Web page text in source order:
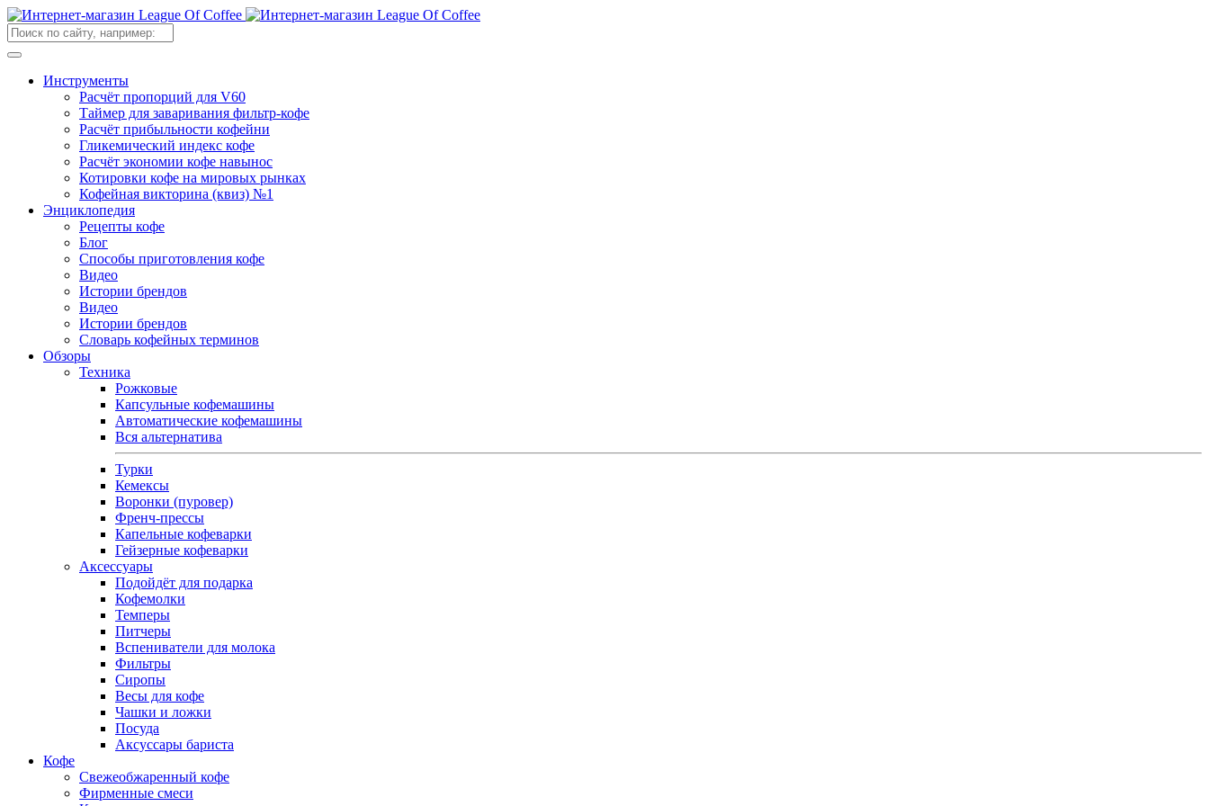
Инструменты
Расчёт пропорций для V60
Таймер для заваривания фильтр-кофе
Расчёт прибыльности кофейни
Гликемический индекс кофе
Расчёт экономии кофе навынос
Котировки кофе на мировых рынках
Кофейная викторина (квиз) №1
Энциклопедия
Рецепты кофе
Блог
Способы приготовления кофе
Видео
Истории брендов
Видео
Истории брендов
Словарь кофейных терминов
Обзоры
Техника
Рожковые
Капсульные кофемашины
Автоматические кофемашины
Вся альтернатива
Турки
Кемексы
Воронки (пуровер)
Френч-прессы
Капельные кофеварки
Гейзерные кофеварки
Аксессуары
Подойдёт для подарка
Кофемолки
Темперы
Питчеры
Вспениватели для молока
Фильтры
Сиропы
Весы для кофе
Чашки и ложки
Посуда
Аксуссары бариста
Кофе
Свежеобжаренный кофе
Фирменные смеси